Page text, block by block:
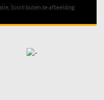
Scroll buiten de afbeelding.